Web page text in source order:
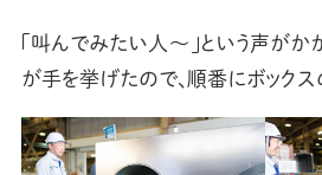
「叫んでみたい人〜」という声が
が手を挙げたので、順番にボックス